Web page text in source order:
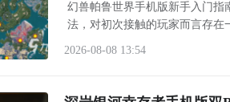
幻兽帕鲁世界手机版新手入门
法，对初次接触的玩家而言存在
2026-08-08 13:54